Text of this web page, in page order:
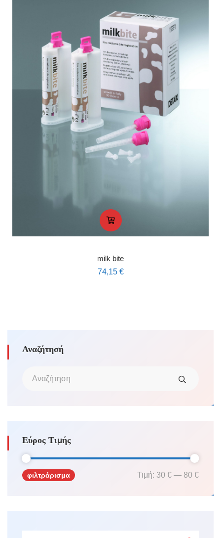
Αναζήτησή
Εύρος Τιμής
Ελάχιστη
Μέγιστη
φιλτράρισμα Τιμή: 30 € — 80 €
milk bite
74,15 €